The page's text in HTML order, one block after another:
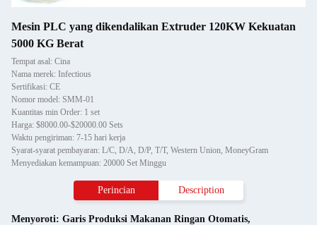
Mesin PLC yang dikendalikan Extruder 120KW Kekuatan
5000 KG Berat
Tempat asal: Cina
Nama merek: Infectious
Sertifikasi: CE
Nomor model: SMM-01
Kuantitas min Order: 1 set
Harga: $8000.00-$20000.00 Sets
Waktu pengiriman: 7-15 hari kerja
Syarat-syarat pembayaran: L/C, D/A, D/P, T/T, Western Union, MoneyGram
Menyediakan kemampuan: 20000 Set Minggu
Perincian Description
Menyoroti: Garis Produksi Makanan Ringan Otomatis,